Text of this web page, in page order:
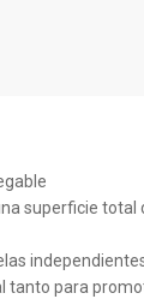
superficie total
tanto para